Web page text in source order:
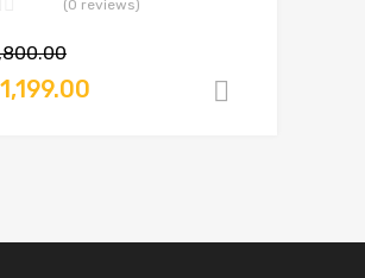
(0 reviews)